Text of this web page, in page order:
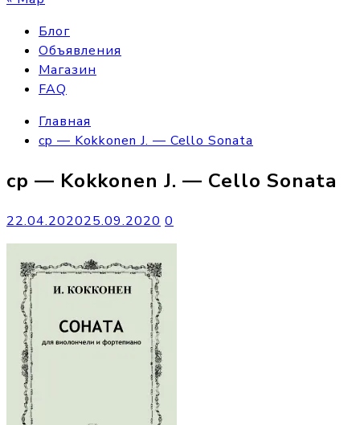
Блог
Объявления
Магазин
FAQ
Главная
cp — Kokkonen J. — Cello Sonata
cp — Kokkonen J. — Cello Sonata
22.04.202025.09.2020 0